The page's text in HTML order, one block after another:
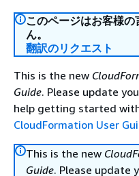
このページはお客様
ん。
翻訳のリクエスト
This is the new
Guide. Please update
help getting started
CloudFormation User
This is the new
Guide. Please update